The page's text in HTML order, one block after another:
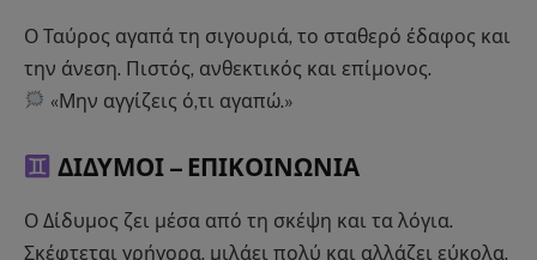
Ο Ταύρος αγαπά τη σιγουριά, το σταθερό έδαφος και
την άνεση. Πιστός, ανθεκτικός και επίμονος.
«Μην αγγίζεις ό,τι αγαπώ.»
ΔΙΔΥΜΟΙ – ΕΠΙΚΟΙΝΩΝΙΑ
Ο Δίδυμος ζει μέσα από τη σκέψη και τα λόγια.
Σκέφτεται γρήγορα, μιλάει πολύ και αλλάζει εύκολα.